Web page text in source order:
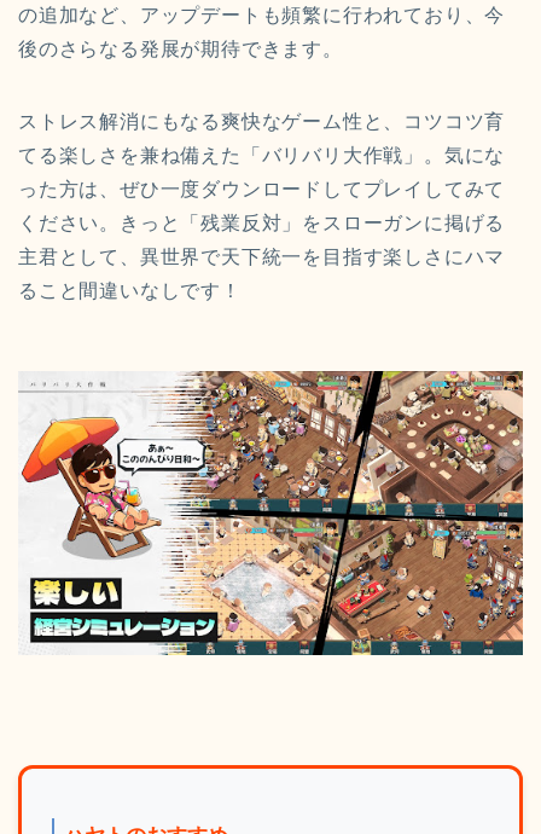
の追加など、アップデートも頻繁に行われており、今
後のさらなる発展が期待できます。
ストレス解消にもなる爽快なゲーム性と、コツコツ育
てる楽しさを兼ね備えた「バリバリ大作戦」。気にな
った方は、ぜひ一度ダウンロードしてプレイしてみて
ください。きっと「残業反対」をスローガンに掲げる
主君として、異世界で天下統一を目指す楽しさにハマ
ること間違いなしです！